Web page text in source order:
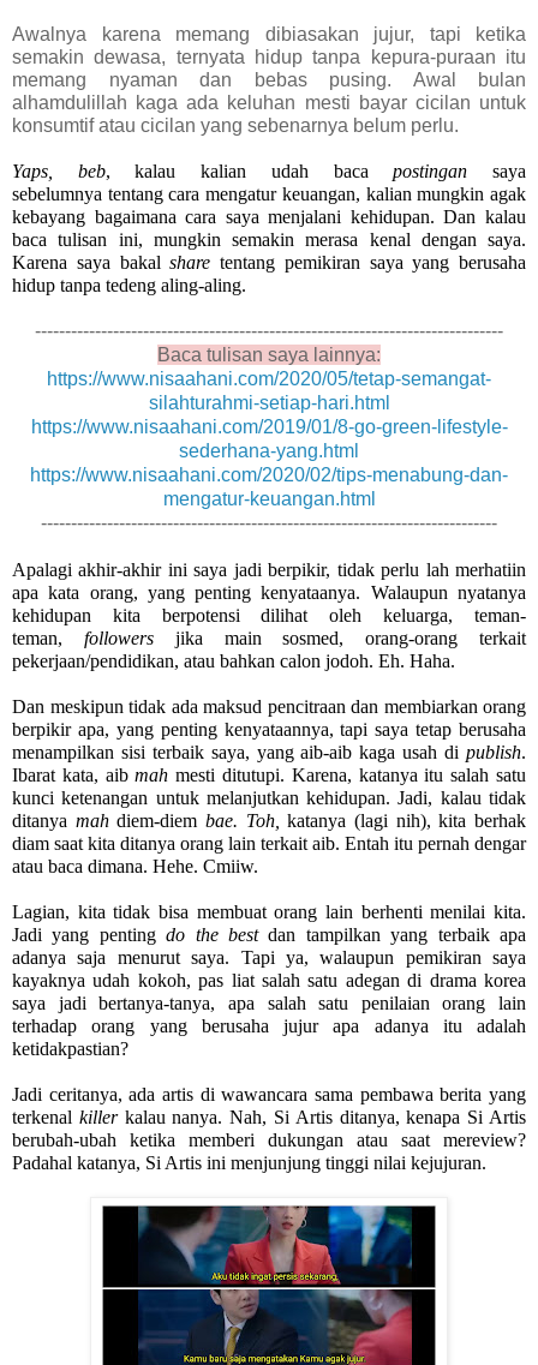
Awalnya karena memang dibiasakan jujur, tapi ketika
semakin dewasa, ternyata hidup tanpa kepura-puraan itu
memang nyaman dan bebas pusing. Awal bulan
alhamdulillah kaga ada keluhan mesti bayar cicilan untuk
konsumtif atau cicilan yang sebenarnya belum perlu.
Yaps, beb, kalau kalian udah baca postingan saya
sebelumnya tentang cara mengatur keuangan, kalian mungkin agak
kebayang bagaimana cara saya menjalani kehidupan. Dan kalau
baca tulisan ini, mungkin semakin merasa kenal dengan saya.
Karena saya bakal share tentang pemikiran saya yang berusaha
hidup tanpa tedeng aling-aling.
------------------------------------------------------------------------------
Baca tulisan saya lainnya:
https://www.nisaahani.com/2020/05/tetap-semangat-
silahturahmi-setiap-hari.html
https://www.nisaahani.com/2019/01/8-go-green-lifestyle-
sederhana-yang.html
https://www.nisaahani.com/2020/02/tips-menabung-dan-
mengatur-keuangan.html
----------------------------------------------------------------------------
Apalagi akhir-akhir ini saya jadi berpikir, tidak perlu lah merhatiin
apa kata orang, yang penting kenyataanya. Walaupun nyatanya
kehidupan kita berpotensi dilihat oleh keluarga, teman-
teman, followers jika main sosmed, orang-orang terkait
pekerjaan/pendidikan, atau bahkan calon jodoh. Eh. Haha.
Dan meskipun tidak ada maksud pencitraan dan membiarkan orang
berpikir apa, yang penting kenyataannya, tapi saya tetap berusaha
menampilkan sisi terbaik saya, yang aib-aib kaga usah di publish.
Ibarat kata, aib mah mesti ditutupi. Karena, katanya itu salah satu
kunci ketenangan untuk melanjutkan kehidupan. Jadi, kalau tidak
ditanya mah diem-diem bae. Toh, katanya (lagi nih), kita berhak
diam saat kita ditanya orang lain terkait aib. Entah itu pernah dengar
atau baca dimana. Hehe. Cmiiw.
Lagian, kita tidak bisa membuat orang lain berhenti menilai kita.
Jadi yang penting do the best dan tampilkan yang terbaik apa
adanya saja menurut saya. Tapi ya, walaupun pemikiran saya
kayaknya udah kokoh, pas liat salah satu adegan di drama korea
saya jadi bertanya-tanya, apa salah satu penilaian orang lain
terhadap orang yang berusaha jujur apa adanya itu adalah
ketidakpastian?
Jadi ceritanya, ada artis di wawancara sama pembawa berita yang
terkenal killer kalau nanya. Nah, Si Artis ditanya, kenapa Si Artis
berubah-ubah ketika memberi dukungan atau saat mereview?
Padahal katanya, Si Artis ini menjunjung tinggi nilai kejujuran.